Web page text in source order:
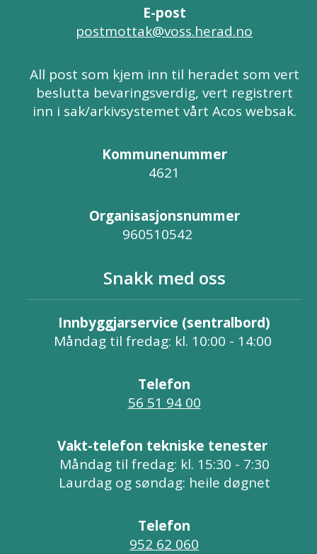
E-post
postmottak@voss.herad.no
All post som kjem inn til heradet som vert
beslutta bevaringsverdig, vert registrert
inn i sak/arkivsystemet vårt Acos websak.
Kommunenummer
4621
Organisasjonsnummer
960510542
Snakk med oss
Innbyggjarservice (sentralbord)
Måndag til fredag: kl. 10:00 - 14:00
Telefon
56 51 94 00
Vakt-telefon tekniske tenester
Måndag til fredag: kl. 15:30 - 7:30
Laurdag og søndag: heile døgnet
Telefon
952 62 060